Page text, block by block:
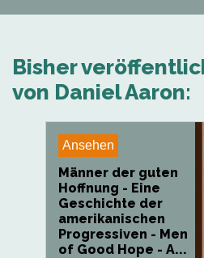
Bisher
von Daniel Aaron:
Ansehen
Männer der guten
Hoffnung - Eine
Geschichte der
amerikanischen
Progressiven - Men
of Good Hope - A...